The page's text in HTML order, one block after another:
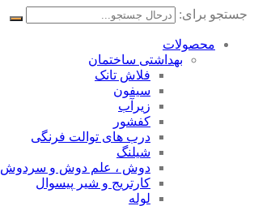
جستجو برای:
محصولات
بهداشتی ساختمان
فلاش تانک
سیفون
زیرآب
کفشور
درب های توالت فرنگی
شیلنگ
دوش ، علم دوش و سردوش
کارتریج و شیر پیسوال
لوله